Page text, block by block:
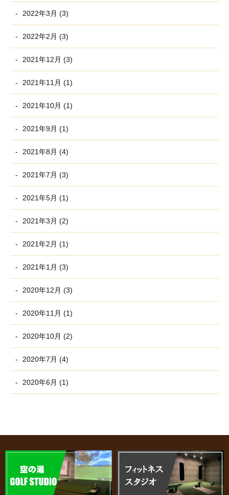
2022年3月 (3)
2022年2月 (3)
2021年12月 (3)
2021年11月 (1)
2021年10月 (1)
2021年9月 (1)
2021年8月 (4)
2021年7月 (3)
2021年5月 (1)
2021年3月 (2)
2021年2月 (1)
2021年1月 (3)
2020年12月 (3)
2020年11月 (1)
2020年10月 (2)
2020年7月 (4)
2020年6月 (1)